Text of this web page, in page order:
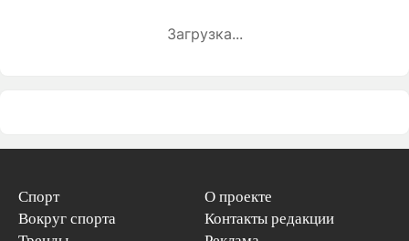
Загрузка...
Спорт
Вокруг спорта
О проекте
Контакты редакции